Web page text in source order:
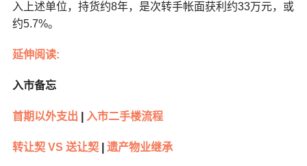
入上述单位，持货约8年，是次转手帐面获利约33万元，或
约5.7%。
延伸阅读:
入市备忘
首期以外支出 入市二手楼流程
转让契 VS 送让契| 遗产物业继承